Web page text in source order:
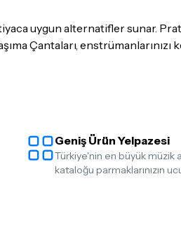
uygun alternatifler sunar.
Çantaları, enstrümanlarınızı
Geniş Ürün Yelpazesi
Türkiye'nin en büyük müzik
kataloğu parmaklarınızın